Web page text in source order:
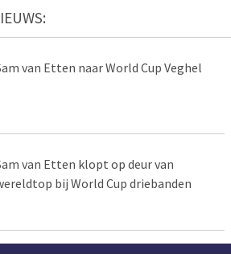
van Etten naar World Cup Veghel
van Etten klopt op deur van
bij World Cup driebanden